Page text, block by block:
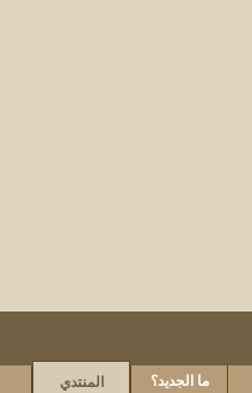
ما الجديد؟ المنتدي